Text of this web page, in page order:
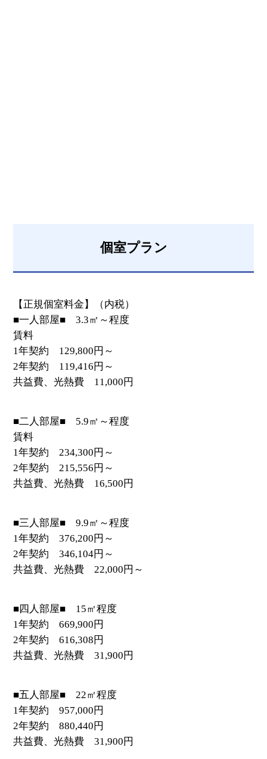
個室プラン
【正規個室料金】（内税）
■一人部屋■ 3.3㎡～程度
賃料
1年契約 129,800円～
2年契約 119,416円～
共益費、光熱費 11,000円
■二人部屋■ 5.9㎡～程度
賃料
1年契約 234,300円～
2年契約 215,556円～
共益費、光熱費 16,500円
■三人部屋■ 9.9㎡～程度
1年契約 376,200円～
2年契約 346,104円～
共益費、光熱費 22,000円～
■四人部屋■ 15㎡程度
1年契約 669,900円
2年契約 616,308円
共益費、光熱費 31,900円
■五人部屋■ 22㎡程度
1年契約 957,000円
2年契約 880,440円
共益費、光熱費 31,900円